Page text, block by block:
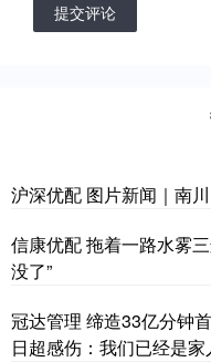
提交评论
沪深优配 图片新闻｜南
信康优配 拖着一路水雾
没了”
冠达管理 缔造33亿分钟
日超感伤：我们已经是家